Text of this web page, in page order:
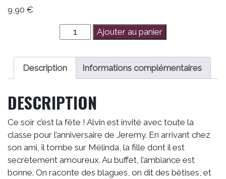
9,90 €
quantité
de
Quand
dérape
Ajouter au panier
Description Informations complémentaires
DESCRIPTION
Ce soir c’est la fête ! Alvin est invité avec toute la
classe pour l’anniversaire de Jeremy. En arrivant chez
son ami, il tombe sur Mélinda, la fille dont il est
secrètement amoureux. Au buffet, l’ambiance est
bonne. On raconte des blagues, on dit des bêtises, et